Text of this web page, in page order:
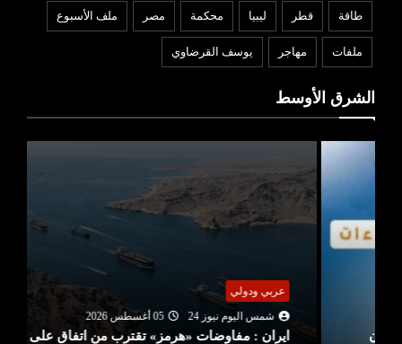
طاقة قطر ليبيا محكمة مصر ملف الأسبوع
ملفات مهاجر يوسف القرضاوي
الشرق الأوسط
شمس اليوم نيوز 24
05 أغسطس 2026
ايران : مفاوضات «هرمز» تقترب من اتفاق على مسار